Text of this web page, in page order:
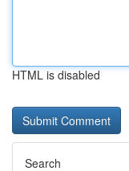
HTML is disabled
Search